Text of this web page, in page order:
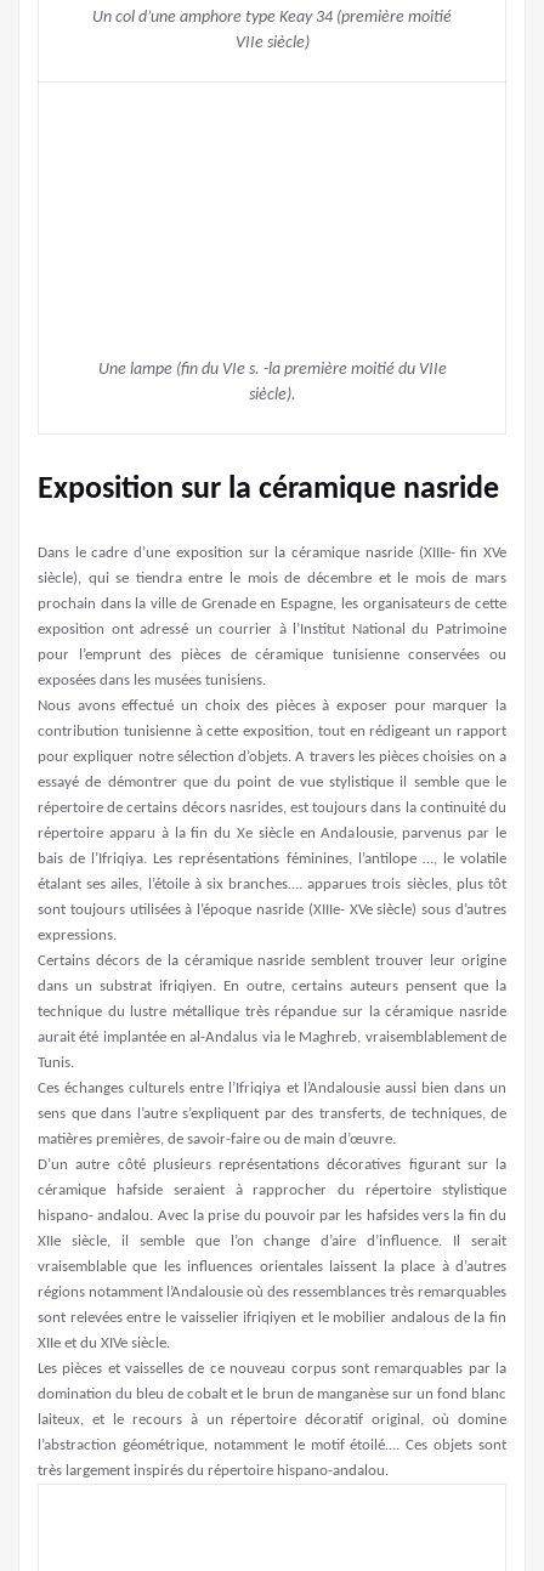
Un col d’une amphore type Keay 34 (première moitié
VIIe siècle)
Une lampe (fin du VIe s. -la première moitié du VIIe
siècle).
Exposition sur la céramique nasride
Dans le cadre d’une exposition sur la céramique nasride (XIIIe- fin XVe
siècle), qui se tiendra entre le mois de décembre et le mois de mars
prochain dans la ville de Grenade en Espagne, les organisateurs de cette
exposition ont adressé un courrier à l’Institut National du Patrimoine
pour l’emprunt des pièces de céramique tunisienne conservées ou
exposées dans les musées tunisiens.
Nous avons effectué un choix des pièces à exposer pour marquer la
contribution tunisienne à cette exposition, tout en rédigeant un rapport
pour expliquer notre sélection d’objets. A travers les pièces choisies on a
essayé de démontrer que du point de vue stylistique il semble que le
répertoire de certains décors nasrides, est toujours dans la continuité du
répertoire apparu à la fin du Xe siècle en Andalousie, parvenus par le
bais de l’Ifriqiya. Les représentations féminines, l’antilope …, le volatile
étalant ses ailes, l’étoile à six branches…. apparues trois siècles, plus tôt
sont toujours utilisées à l’époque nasride (XIIIe- XVe siècle) sous d’autres
expressions.
Certains décors de la céramique nasride semblent trouver leur origine
dans un substrat ifriqiyen. En outre, certains auteurs pensent que la
technique du lustre métallique très répandue sur la céramique nasride
aurait été implantée en al-Andalus via le Maghreb, vraisemblablement de
Tunis.
Ces échanges culturels entre l’Ifriqiya et l’Andalousie aussi bien dans un
sens que dans l’autre s’expliquent par des transferts, de techniques, de
matières premières, de savoir-faire ou de main d’œuvre.
D’un autre côté plusieurs représentations décoratives figurant sur la
céramique hafside seraient à rapprocher du répertoire stylistique
hispano- andalou. Avec la prise du pouvoir par les hafsides vers la fin du
XIIe siècle, il semble que l’on change d’aire d’influence. Il serait
vraisemblable que les influences orientales laissent la place à d’autres
régions notamment l’Andalousie où des ressemblances très remarquables
sont relevées entre le vaisselier ifriqiyen et le mobilier andalous de la fin
XIIe et du XIVe siècle.
Les pièces et vaisselles de ce nouveau corpus sont remarquables par la
domination du bleu de cobalt et le brun de manganèse sur un fond blanc
laiteux, et le recours à un répertoire décoratif original, où domine
l’abstraction géométrique, notamment le motif étoilé…. Ces objets sont
très largement inspirés du répertoire hispano-andalou.